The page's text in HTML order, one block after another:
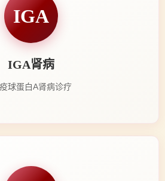
IGA
IGA肾病
球蛋白A肾病诊疗